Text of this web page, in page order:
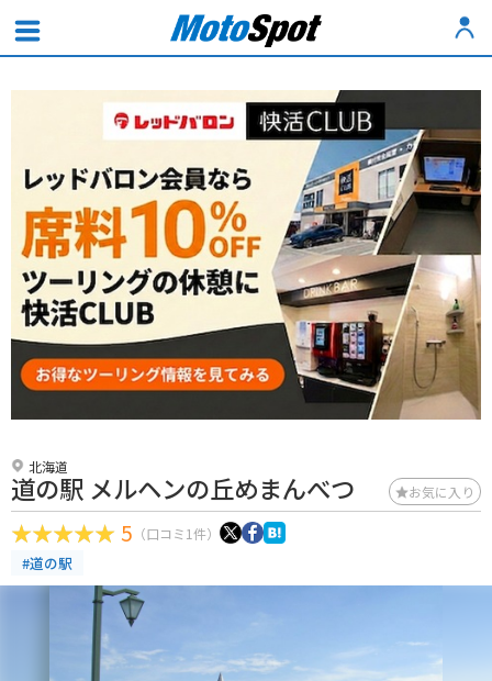
北海道
道の駅 メルヘンの丘めまんべつ お気に入り
5 （口コミ1件）
#道の駅